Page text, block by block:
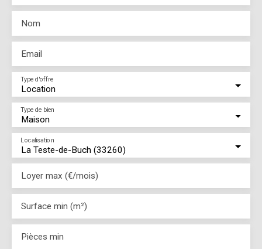
Nom
Email
Location
Type d'offre
Maison
Type de bien
La Teste-de-Buch (33260)
Localisation
Loyer max (€/mois)
Surface min (m²)
Pièces min